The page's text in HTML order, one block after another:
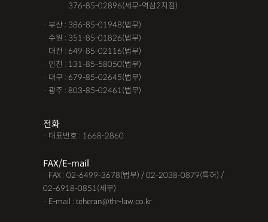
376-85-02896(세무-역삼2지점)
· 부산 : 386-85-01948(법무)
· 수원 : 351-85-01826(법무)
· 대전 : 649-85-02116(법무)
· 인천 : 131-85-58050(법무)
· 대구 : 679-85-02645(법무)
· 광주 : 803-85-02461(법무)
전화
· 대표번호 : 1668-2860
FAX/E-mail
· FAX : 02-6499-3678(법무) / 02-2038-0879(특허) /
02-6918-0851(세무)
· E-mail : teheran@thr-law.co.kr